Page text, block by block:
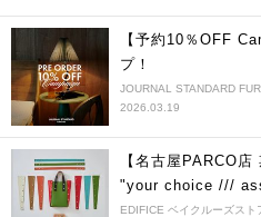
【予約10％OFF
プ！
JOURNAL STANDARD
2026.03.19
【名古屋PARCO
"your choice ///
EDIFICE ベイクルーズスト